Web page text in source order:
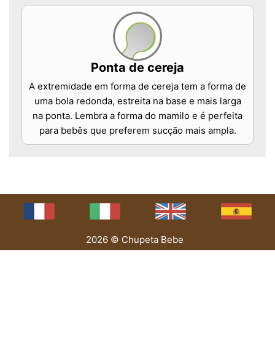
Ponta de cereja
A extremidade em forma de cereja tem a forma de
uma bola redonda, estreita na base e mais larga
na ponta. Lembra a forma do mamilo e é perfeita
para bebês que preferem sucção mais ampla.
2026 © Chupeta Bebe